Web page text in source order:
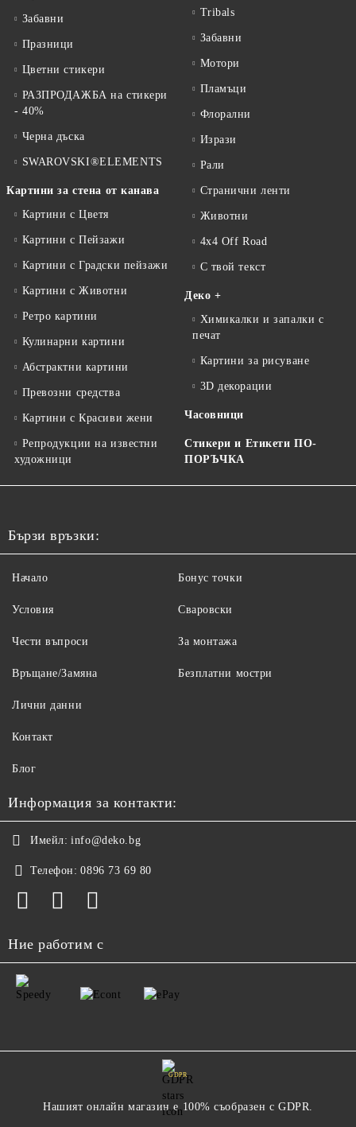
Забавни
Празници
Цветни стикери
РАЗПРОДАЖБА на стикери
- 40%
Черна дъска
SWAROVSKI®ELEMENTS
Картини за стена от канава
Картини с Цветя
Картини с Пейзажи
Картини с Градски пейзажи
Картини с Животни
Ретро картини
Кулинарни картини
Абстрактни картини
Превозни средства
Картини с Красиви жени
Репродукции на известни
художници
Tribals
Забавни
Мотори
Пламъци
Флорални
Изрази
Рали
Странични ленти
Животни
4x4 Off Road
С твой текст
Деко +
Химикалки и запалки с
печат
Картини за рисуване
3D декорации
Часовници
Стикери и Етикети ПО-
ПОРЪЧКА
Бързи връзки:
Начало
Условия
Чести въпроси
Връщане/Замяна
Бонус точки
Сваровски
За монтажа
Безплатни мостри
Лични данни
Контакт
Блог
Информация за контакти:
Имейл: info@deko.bg
Телефон: 0896 73 69 80
Ние работим с
GDPR
Нашият онлайн магазин е 100% съобразен с GDPR.